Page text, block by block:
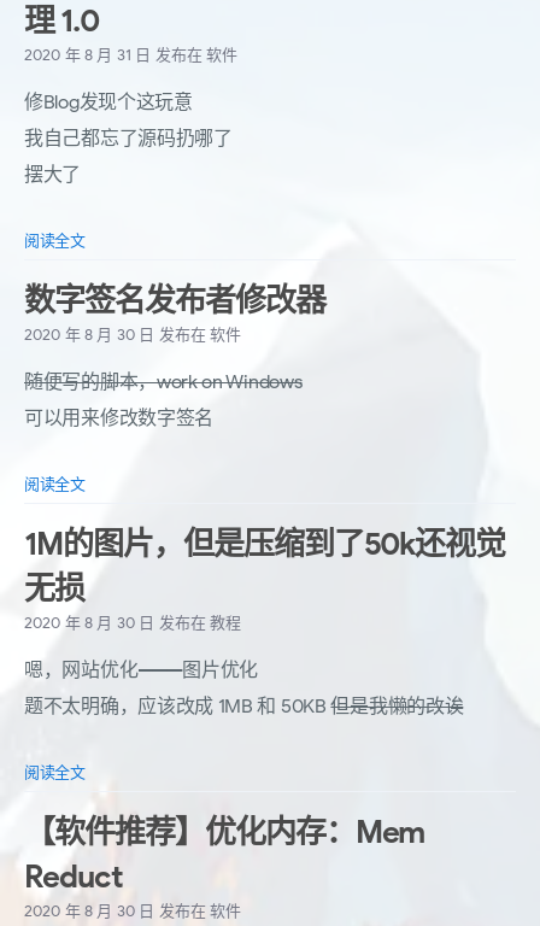
理 1.0
2020 年 8 月 31 日 发布在软件
修Blog发现个这玩意
我自己都忘了源码扔哪了
摆大了
阅读全文
数字签名发布者修改器
2020 年 8 月 30 日 发布在软件
随便写的脚本，work on Windows
可以用来修改数字签名
阅读全文
1M的图片，但是压缩到了50k还视觉
无损
2020 年 8 月 30 日 发布在教程
嗯，网站优化———图片优化
题不太明确，应该改成 1MB 和 50KB但是我懒的改诶
阅读全文
【软件推荐】优化内存：Mem
Reduct
2020 年 8 月 30 日 发布在软件